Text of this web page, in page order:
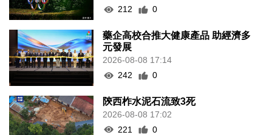
212
0
藥企高校合推大健康產品 助經濟多
元發展
2026-08-08 17:14
242
0
陝西柞水泥石流致3死
2026-08-08 17:02
221
0